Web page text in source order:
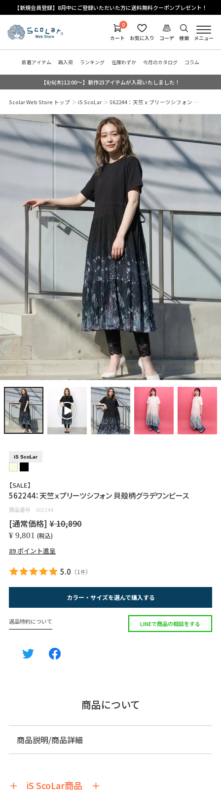
【新規会員登録】8月中にご登録いただいた方に送料無料クーポンプレゼント！
検索
コーデ
お気に入り
0
カート
メニュー
新着アイテム 再入荷 ランキング 在庫わずか 今月のカタログ コラム
【8/6(木)12:00～】新作23アイテムが入荷いたしました！
Scolar Web Store トップ iS ScoLar 562244：天竺ｘプリーツシフォン …
iS ScoLar
【SALE】
562244：天竺ｘプリーツシフォン 貝殻柄グラデワンピース
商品番号 562244
[通常価格] ¥10,890
¥ 9,801 税込
89 ポイント進呈
5.0 （1 件）
カラー・サイズを選んで購入する
返品特約について LINEで商品の相談をする
商品について
商品説明/商品詳細
＋ iS ScoLar商品 ＋